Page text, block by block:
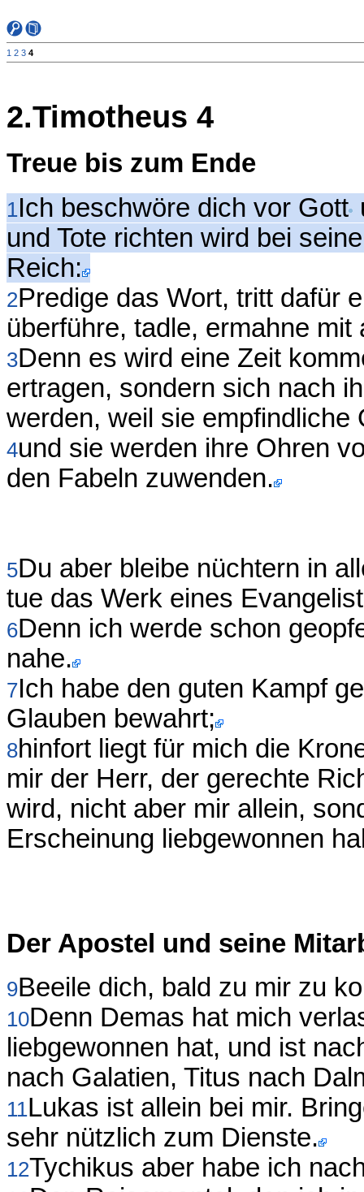
1 2 3 4
2.Timotheus 4
Treue bis zum Ende
1Ich beschwöre dich vor Gott
und Tote richten wird bei
Reich:
2Predige das Wort, tritt dafür
überführe, tadle, ermahne
3Denn es wird eine Zeit
ertragen, sondern sich nach
werden, weil sie empfindliche
4und sie werden ihre Ohren
den Fabeln zuwenden.
5Du aber bleibe nüchtern in
tue das Werk eines
6Denn ich werde schon
nahe.
7Ich habe den guten Kampf
Glauben bewahrt;
8hinfort liegt für mich die
mir der Herr, der gerechte
wird, nicht aber mir allein,
Erscheinung liebgewonnen
Der Apostel und seine
9Beeile dich, bald zu mir zu
10Denn Demas hat mich
liebgewonnen hat, und ist
nach Galatien, Titus nach
11Lukas ist allein bei mir.
sehr nützlich zum Dienste.
12Tychikus aber habe ich